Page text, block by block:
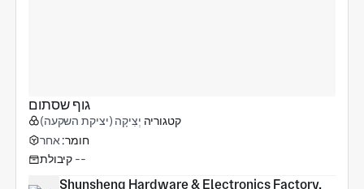
גוף שסתום
קטגוריה יְצִיקָה (יציקת השקעה)
חומר: אחר
קיבולת --
Shunsheng Hardware & Electronics Factory,